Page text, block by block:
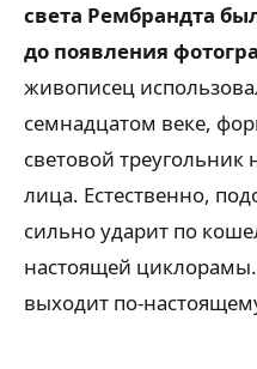
света Рембрандта
до появления
живописец
семнадцатом веке,
световой
лица. Естественно,
сильно ударит по
настоящей циклорамы.
выходит по-